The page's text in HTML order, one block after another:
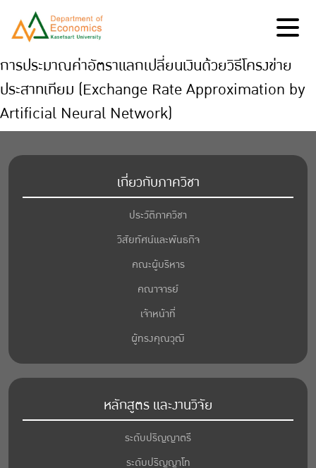
การประมาณค่าอัตราแลกเปลี่ยนเงินด้วยวิธีโครงข่าย
ประสาทเทียม (Exchange Rate Approximation by
Artificial Neural Network)
เกี่ยวกับภาควิชา
ประวัติภาควิชา
วิสัยทัศน์และพันธกิจ
คณะผู้บริหาร
คณาจารย์
เจ้าหน้าที่
ผู้ทรงคุณวุฒิ
หลักสูตร และงานวิจัย
ระดับปริญญาตรี
ระดับปริญญาโท